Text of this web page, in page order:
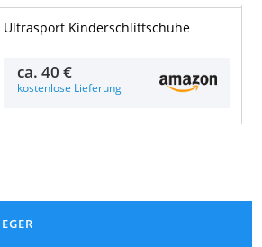
Ultrasport Kinderschlittschuhe
ca.40 €
kostenlose Lieferung